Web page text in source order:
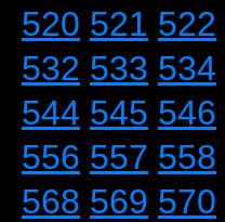
520 521 522
532 533 534
544 545 546
556 557 558
568 569 570